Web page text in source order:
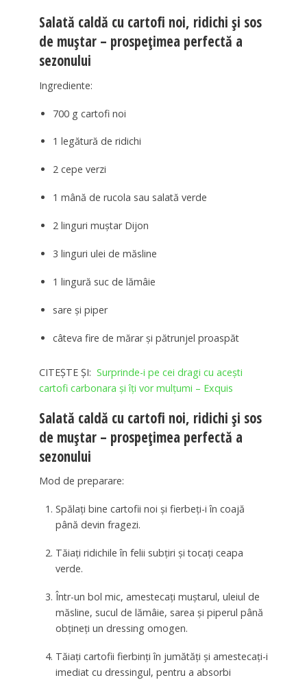
Salată caldă cu cartofi noi, ridichi și sos
de muștar – prospețimea perfectă a
sezonului
Ingrediente:
700 g cartofi noi
1 legătură de ridichi
2 cepe verzi
1 mână de rucola sau salată verde
2 linguri muștar Dijon
3 linguri ulei de măsline
1 lingură suc de lămâie
sare și piper
câteva fire de mărar și pătrunjel proaspăt
CITEȘTE ȘI: Surprinde-i pe cei dragi cu acești
cartofi carbonara și îți vor mulțumi – Exquis
Salată caldă cu cartofi noi, ridichi și sos
de muștar – prospețimea perfectă a
sezonului
Mod de preparare:
Spălați bine cartofii noi și fierbeți-i în coajă
până devin fragezi.
Tăiați ridichile în felii subțiri și tocați ceapa
verde.
Într-un bol mic, amestecați muștarul, uleiul de
măsline, sucul de lămâie, sarea și piperul până
obțineți un dressing omogen.
Tăiați cartofii fierbinți în jumătăți și amestecați-i
imediat cu dressingul, pentru a absorbi